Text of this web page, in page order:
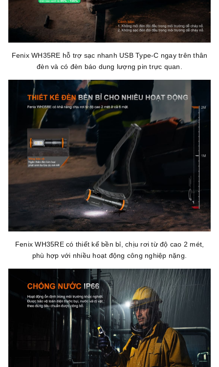
Fenix WH35RE hỗ trợ sạc nhanh USB Type-C ngay trên thân
đèn và có đèn báo dung lượng pin trực quan.
Fenix WH35RE có thiết kế bền bỉ, chịu rơi từ độ cao 2 mét,
phù hợp với nhiều hoạt động công nghiệp nặng.